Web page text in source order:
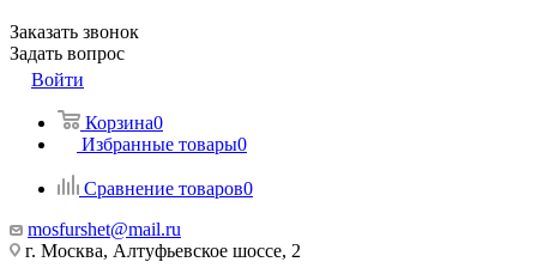
Заказать звонок
Задать вопрос
Войти
Корзина0
Избранные товары0
Сравнение товаров0
mosfurshet@mail.ru
г. Москва, Алтуфьевское шоссе, 2